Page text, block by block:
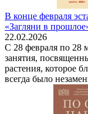
В конце февраля
«Загляни в
22.02.2026
С 28 февраля по 28
занятия,
растения, которое
всегда было